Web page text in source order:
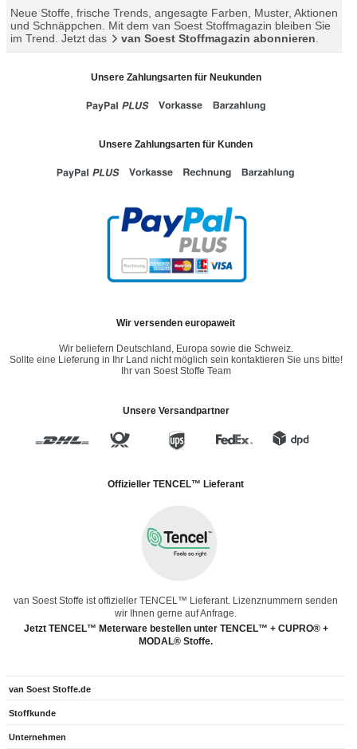
Neue Stoffe, frische Trends, angesagte Farben, Muster, Aktionen
und Schnäppchen. Mit dem van Soest Stoffmagazin bleiben Sie
im Trend. Jetzt das
van Soest Stoffmagazin abonnieren
Unsere Zahlungsarten für Neukunden
Unsere Zahlungsarten für Kunden
Wir versenden europaweit
Wir beliefern Deutschland, Europa sowie die Schweiz.
Sollte eine Lieferung in Ihr Land nicht möglich sein kontaktieren Sie uns bitte!
Ihr van Soest Stoffe Team
Unsere Versandpartner
Offizieller TENCEL™ Lieferant
van Soest Stoffe ist offizieller TENCEL™ Lieferant. Lizenznummern senden
wir Ihnen gerne auf Anfrage.
Jetzt TENCEL™ Meterware bestellen unter TENCEL™ + CUPRO® +
MODAL® Stoffe.
van Soest Stoffe.de
Stoffkunde
Unternehmen